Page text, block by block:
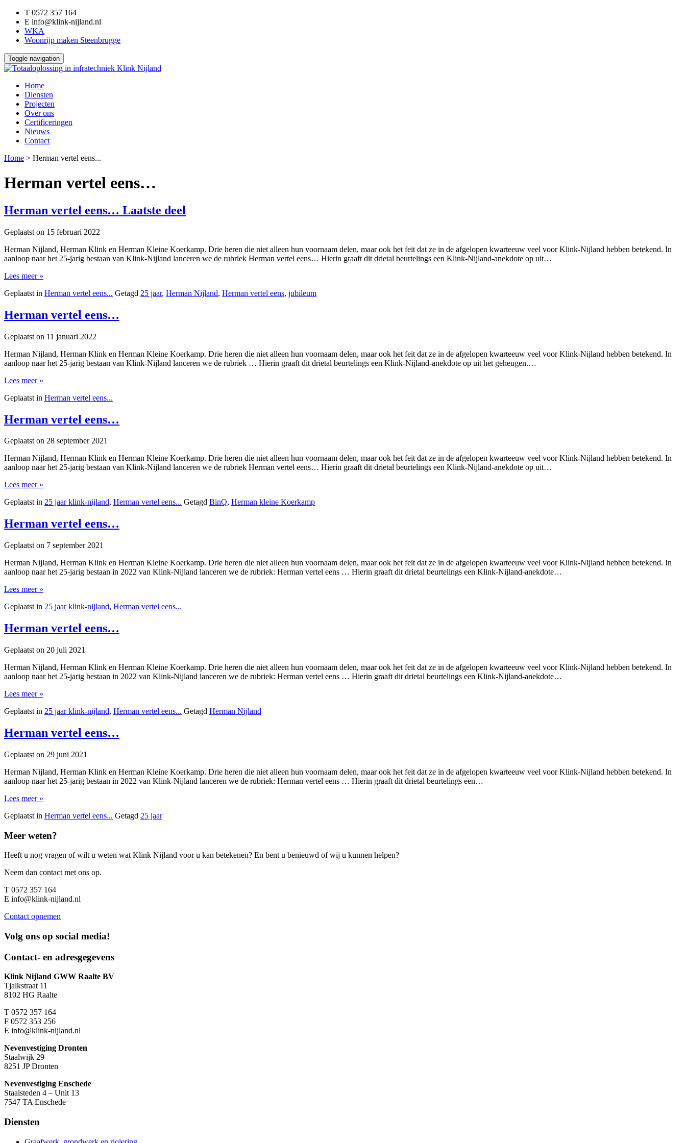
T 0572 357 164
E info@klink-nijland.nl
WKA
Woonrijp maken Steenbrugge
Toggle navigation
Home
Diensten
Projecten
Over ons
Certificeringen
Nieuws
Contact
Home > Herman vertel eens...
Herman vertel eens…
Herman vertel eens… Laatste deel
Geplaatst on 15 februari 2022
Herman Nijland, Herman Klink en Herman Kleine Koerkamp. Drie heren die niet alleen hun voornaam delen, maar ook het feit dat ze in de afgelopen kwarteeuw veel voor Klink-Nijland hebben betekend. In
aanloop naar het 25-jarig bestaan van Klink-Nijland lanceren we de rubriek Herman vertel eens… Hierin graaft dit drietal beurtelings een Klink-Nijland-anekdote op uit…
Lees meer »
Geplaatst in Herman vertel eens... Getagd 25 jaar, Herman Nijland, Herman vertel eens, jubileum
Herman vertel eens…
Geplaatst on 11 januari 2022
Herman Nijland, Herman Klink en Herman Kleine Koerkamp. Drie heren die niet alleen hun voornaam delen, maar ook het feit dat ze in de afgelopen kwarteeuw veel voor Klink-Nijland hebben betekend. In
aanloop naar het 25-jarig bestaan van Klink-Nijland lanceren we de rubriek … Hierin graaft dit drietal beurtelings een Klink-Nijland-anekdote op uit het geheugen.…
Lees meer »
Geplaatst in Herman vertel eens...
Herman vertel eens…
Geplaatst on 28 september 2021
Herman Nijland, Herman Klink en Herman Kleine Koerkamp. Drie heren die niet alleen hun voornaam delen, maar ook het feit dat ze in de afgelopen kwarteeuw veel voor Klink-Nijland hebben betekend. In
aanloop naar het 25-jarig bestaan van Klink-Nijland lanceren we de rubriek Herman vertel eens… Hierin graaft dit drietal beurtelings een Klink-Nijland-anekdote op uit…
Lees meer »
Geplaatst in 25 jaar klink-nijland, Herman vertel eens... Getagd BinQ, Herman kleine Koerkamp
Herman vertel eens…
Geplaatst on 7 september 2021
Herman Nijland, Herman Klink en Herman Kleine Koerkamp. Drie heren die niet alleen hun voornaam delen, maar ook het feit dat ze in de afgelopen kwarteeuw veel voor Klink-Nijland hebben betekend. In
aanloop naar het 25-jarig bestaan in 2022 van Klink-Nijland lanceren we de rubriek: Herman vertel eens … Hierin graaft dit drietal beurtelings een Klink-Nijland-anekdote…
Lees meer »
Geplaatst in 25 jaar klink-nijland, Herman vertel eens...
Herman vertel eens…
Geplaatst on 20 juli 2021
Herman Nijland, Herman Klink en Herman Kleine Koerkamp. Drie heren die niet alleen hun voornaam delen, maar ook het feit dat ze in de afgelopen kwarteeuw veel voor Klink-Nijland hebben betekend. In
aanloop naar het 25-jarig bestaan in 2022 van Klink-Nijland lanceren we de rubriek: Herman vertel eens … Hierin graaft dit drietal beurtelings een Klink-Nijland-anekdote…
Lees meer »
Geplaatst in 25 jaar klink-nijland, Herman vertel eens... Getagd Herman Nijland
Herman vertel eens…
Geplaatst on 29 juni 2021
Herman Nijland, Herman Klink en Herman Kleine Koerkamp. Drie heren die niet alleen hun voornaam delen, maar ook het feit dat ze in de afgelopen kwarteeuw veel voor Klink-Nijland hebben betekend. In
aanloop naar het 25-jarig bestaan in 2022 van Klink-Nijland lanceren we de rubriek: Herman vertel eens … Hierin graaft dit drietal beurtelings een…
Lees meer »
Geplaatst in Herman vertel eens... Getagd 25 jaar
Meer weten?
Heeft u nog vragen of wilt u weten wat Klink Nijland voor u kan betekenen? En bent u benieuwd of wij u kunnen helpen?
Neem dan contact met ons op.
T 0572 357 164
E info@klink-nijland.nl
Contact opnemen
Volg ons op social media!
Contact- en adresgegevens
Klink Nijland GWW Raalte BV
Tjalkstraat 11
8102 HG Raalte
T 0572 357 164
F 0572 353 256
E info@klink-nijland.nl
Nevenvestiging Dronten
Staalwijk 29
8251 JP Dronten
Nevenvestiging Enschede
Staalsteden 4 – Unit 13
7547 TA Enschede
Diensten